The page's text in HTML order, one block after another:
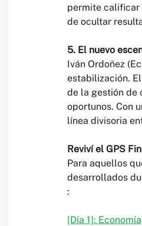
permite calificar
de ocultar
5. El nuevo
Iván Ordoñez
estabilización.
de la gestión de
oportunos. Con
línea divisoria
Reviví el GPS
Para aquellos
desarrollados
:
[Día 1]: